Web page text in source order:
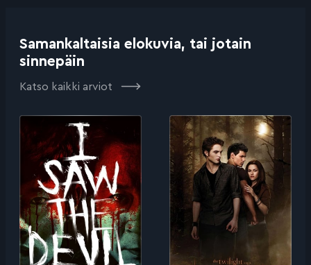
Samankaltaisia elokuvia, tai jotain
sinnepäin
Katso kaikki arviot